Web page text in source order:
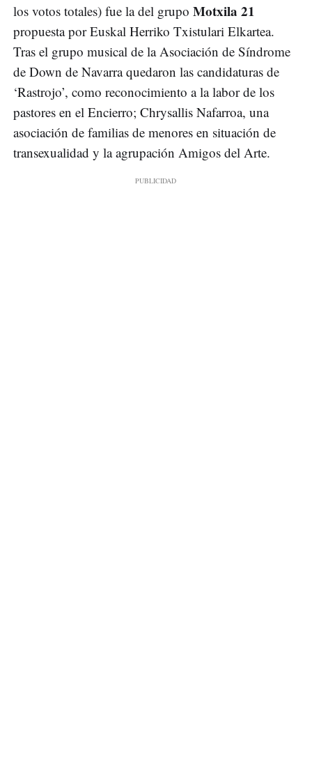
los votos totales) fue la del grupo Motxila 21
propuesta por Euskal Herriko Txistulari Elkartea.
Tras el grupo musical de la Asociación de Síndrome
de Down de Navarra quedaron las candidaturas de
‘Rastrojo’, como reconocimiento a la labor de los
pastores en el Encierro; Chrysallis Nafarroa, una
asociación de familias de menores en situación de
transexualidad y la agrupación Amigos del Arte.